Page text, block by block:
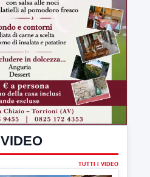
▶
CRONACA
casa 42enne in una
vita il corpo di un 42enne